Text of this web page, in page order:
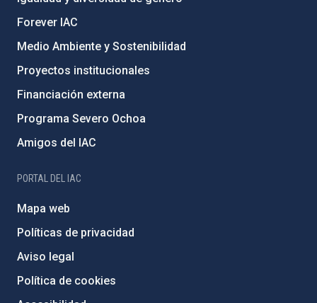
Forever IAC
Medio Ambiente y Sostenibilidad
Proyectos institucionales
Financiación externa
Programa Severo Ochoa
Amigos del IAC
PORTAL DEL IAC
Mapa web
Políticas de privacidad
Aviso legal
Política de cookies